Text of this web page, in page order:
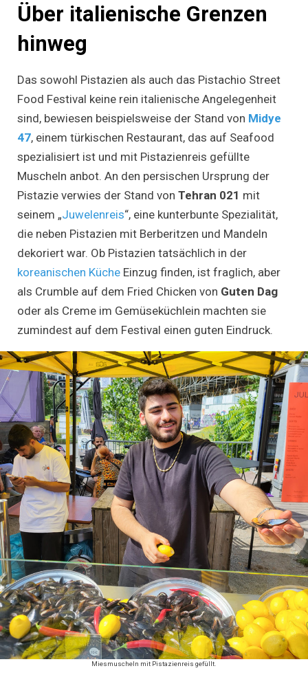
Über italienische Grenzen
hinweg
Das sowohl Pistazien als auch das Pistachio Street
Food Festival keine rein italienische Angelegenheit
sind, bewiesen beispielsweise der Stand von Midye
47, einem türkischen Restaurant, das auf Seafood
spezialisiert ist und mit Pistazienreis gefüllte
Muscheln anbot. An den persischen Ursprung der
Pistazie verwies der Stand von Tehran 021 mit
seinem „Juwelenreis“, eine kunterbunte Spezialität,
die neben Pistazien mit Berberitzen und Mandeln
dekoriert war. Ob Pistazien tatsächlich in der
koreanischen Küche Einzug finden, ist fraglich, aber
als Crumble auf dem Fried Chicken von Guten Dag
oder als Creme im Gemüseküchlein machten sie
zumindest auf dem Festival einen guten Eindruck.
Miesmuscheln mit Pistazienreis gefüllt.